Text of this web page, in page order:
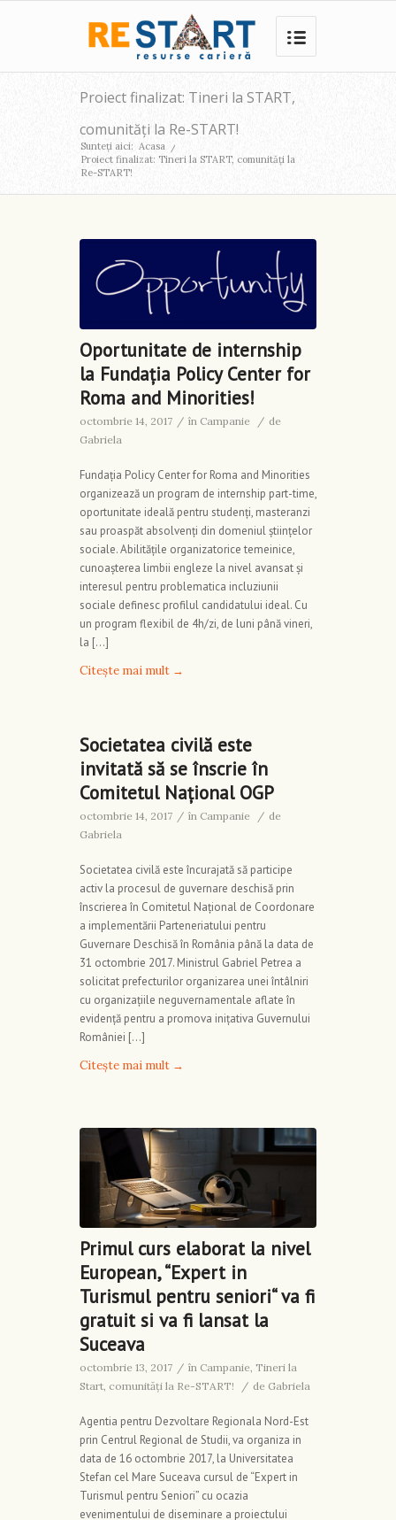
Proiect finalizat: Tineri la START,
comunități la Re-START!
Sunteți aici: Acasa /
Proiect finalizat: Tineri la START, comunități la
Re-START!
Oportunitate de internship
la Fundația Policy Center for
Roma and Minorities!
octombrie 14, 2017 / în Campanie / de
Gabriela
Fundația Policy Center for Roma and Minorities
organizează un program de internship part-time,
oportunitate ideală pentru studenți, masteranzi
sau proaspăt absolvenți din domeniul științelor
sociale. Abilitățile organizatorice temeinice,
cunoașterea limbii engleze la nivel avansat și
interesul pentru problematica incluziunii
sociale definesc profilul candidatului ideal. Cu
un program flexibil de 4h/zi, de luni până vineri,
la […]
Citește mai mult →
Societatea civilă este
invitată să se înscrie în
Comitetul Național OGP
octombrie 14, 2017 / în Campanie / de
Gabriela
Societatea civilă este încurajată să participe
activ la procesul de guvernare deschisă prin
înscrierea în Comitetul Național de Coordonare
a implementării Parteneriatului pentru
Guvernare Deschisă în România până la data de
31 octombrie 2017. Ministrul Gabriel Petrea a
solicitat prefecturilor organizarea unei întâlniri
cu organizațiile neguvernamentale aflate în
evidență pentru a promova inițativa Guvernului
României […]
Citește mai mult →
Primul curs elaborat la nivel
European, “Expert in
Turismul pentru seniori“ va fi
gratuit si va fi lansat la
Suceava
octombrie 13, 2017 / în Campanie, Tineri la
Start, comunități la Re-START!
/ de Gabriela
Agentia pentru Dezvoltare Regionala Nord-Est
prin Centrul Regional de Studii, va organiza in
data de 16 octombrie 2017, la Universitatea
Stefan cel Mare Suceava cursul de “Expert in
Turismul pentru Seniori” cu ocazia
evenimentului de diseminare a proiectului